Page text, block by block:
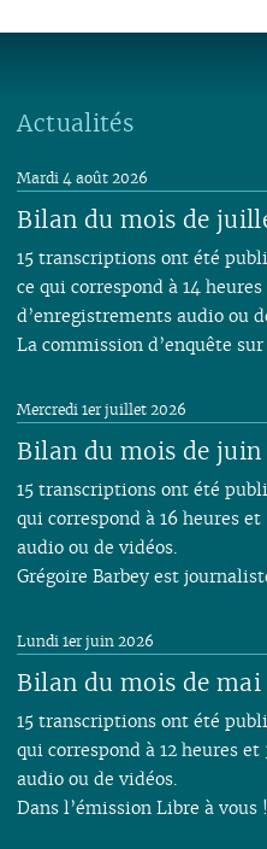
Actualités
Bilan du mois de
Mardi 4 août 2026
15 transcriptions ont été
ce qui correspond à 14
d’enregistrements audio ou
La commission d’enquête
Bilan du mois de juin
Mercredi 1er juillet 2026
15 transcriptions ont été
qui correspond à 16 heures
audio ou de vidéos.
Grégoire Barbey est
Bilan du mois de mai
Lundi 1er juin 2026
15 transcriptions ont été
qui correspond à 12 heures
audio ou de vidéos.
Dans l’émission Libre à vous